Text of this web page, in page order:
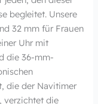
begleitet. Unsere
32 mm für Frauen
Uhr mit
die 36-mm-
die der Navitimer
verzichtet die